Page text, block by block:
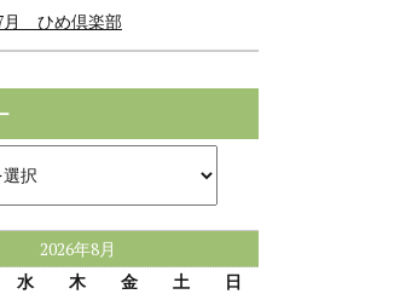
月 ひめ倶楽部
2026年8月
水 木 金 土
日